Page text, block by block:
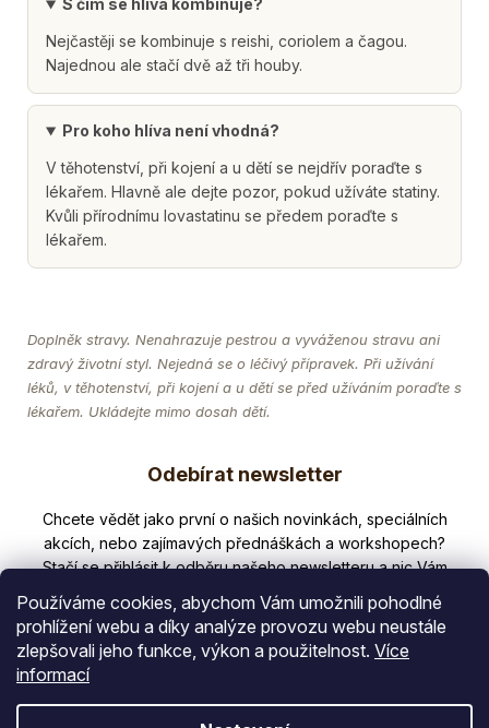
Používáme cookies, abychom Vám umožnili pohodlné
prohlížení webu a díky analýze provozu webu neustále
zlepšovali jeho funkce, výkon a použitelnost. Více
informací
S čím se hlíva kombinuje?
Nejčastěji se kombinuje s reishi, coriolem a čagou.
Najednou ale stačí dvě až tři houby.
Pro koho hlíva není vhodná?
V těhotenství, při kojení a u dětí se nejdřív poraďte s
lékařem. Hlavně ale dejte pozor, pokud užíváte statiny.
Kvůli přírodnímu lovastatinu se předem poraďte s
lékařem.
Doplněk stravy. Nenahrazuje pestrou a vyváženou stravu ani
zdravý životní styl. Nejedná se o léčivý přípravek. Při užívání
léků, v těhotenství, při kojení a u dětí se před užíváním poraďte s
lékařem. Ukládejte mimo dosah dětí.
a
Odebírat newsletter
Nezmeškejte žádné novinky či slevy!
E-mail